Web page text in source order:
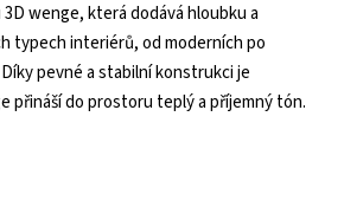
wenge, která dodává hloubku a
typech interiérů, od moderních po
pevné a stabilní konstrukci je
přináší do prostoru teplý a příjemný tón.